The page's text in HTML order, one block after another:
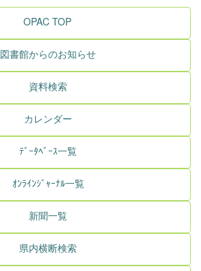
OPAC TOP
図書館からのお知らせ
資料検索
カレンダー
ﾃﾞｰﾀﾍﾞｰｽ一覧
ｵﾝﾗｲﾝｼﾞｬｰﾅﾙ一覧
新聞一覧
県内横断検索